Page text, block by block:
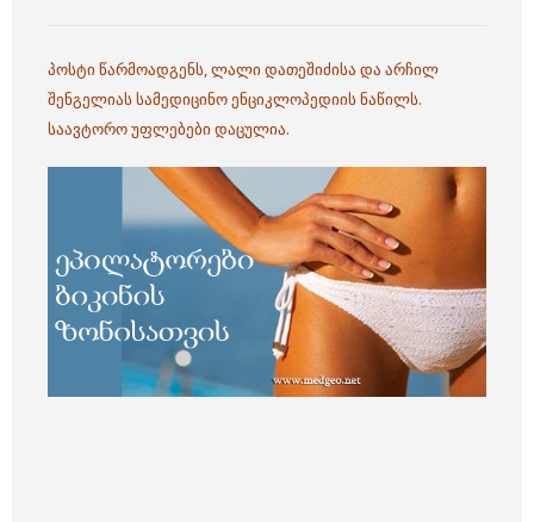
პოსტი წარმოადგენს, ლალი დათეშიძისა და არჩილ
შენგელიას სამედიცინო ენციკლოპედიის ნაწილს.
საავტორო უფლებები დაცულია.